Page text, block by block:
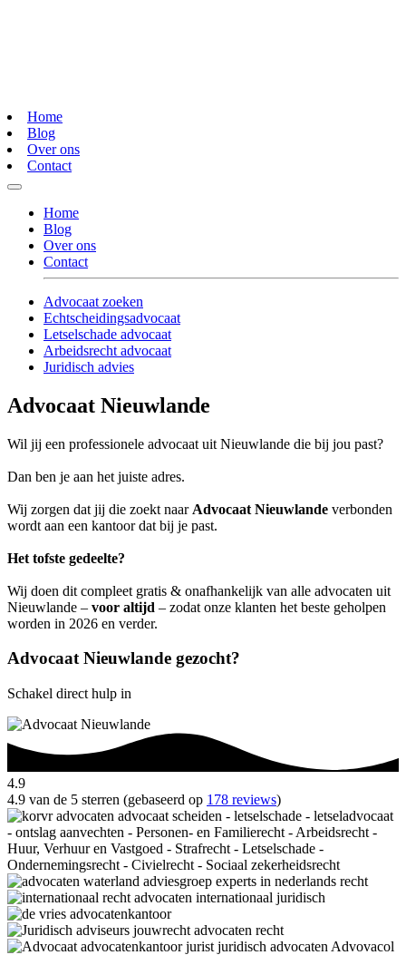
Home
Blog
Over ons
Contact
Home
Blog
Over ons
Contact
Advocaat zoeken
Echtscheidingsadvocaat
Letselschade advocaat
Arbeidsrecht advocaat
Juridisch advies
Advocaat Nieuwlande
Wil jij een professionele advocaat uit Nieuwlande die bij jou past?
Dan ben je aan het juiste adres.
Wij zorgen dat jij die zoekt naar Advocaat Nieuwlande verbonden
wordt aan een kantoor dat bij je past.
Het tofste gedeelte?
Wij doen dit compleet gratis & onafhankelijk van alle advocaten uit
Nieuwlande – voor altijd – zodat onze klanten het beste geholpen
worden in 2026 en verder.
Advocaat Nieuwlande gezocht?
Schakel direct hulp in
4.9
4.9 van de 5 sterren (gebaseerd op 178 reviews)